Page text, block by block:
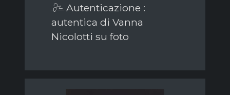
Autenticazione :
autentica di Vanna
Nicolotti su foto